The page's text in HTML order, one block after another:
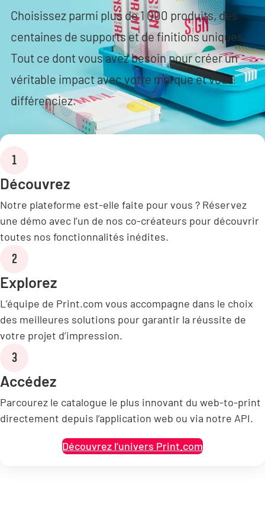
Choisissez parmi plus de 1 000 produits, des
centaines de supports et de finitions uniques.
Tout ce dont vous avez besoin pour créer un
véritable impact avec votre marque et vous
différenciez.
1
Découvrez
Notre plateforme est-elle faite pour vous ? Réservez
une démo avec l’un de nos co-créateurs pour découvrir
toutes nos fonctionnalités inédites.
2
Explorez
L’équipe de Print.com vous accompagne dans le choix
des meilleures solutions pour garantir la réussite de
votre projet d’impression.
3
Accédez
Parcourez le catalogue le plus innovant du web-to-print
directement depuis l’application web ou via notre API.
Découvrez l’univers Print.com